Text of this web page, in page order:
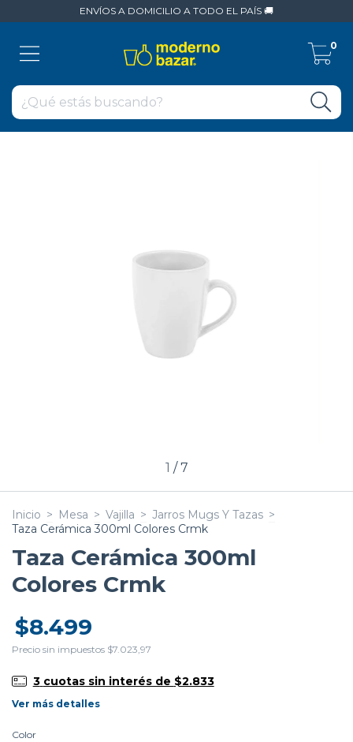
ENVÍOS A DOMICILIO A TODO EL PAÍS 🚚
0
1 /7
Inicio > Mesa > Vajilla > Jarros Mugs Y Tazas >
Taza Cerámica 300ml Colores Crmk
Taza Cerámica 300ml
Colores Crmk
$8.499
Precio sin impuestos $7.023,97
3 cuotas sin interés de $2.833
Ver más detalles
Color